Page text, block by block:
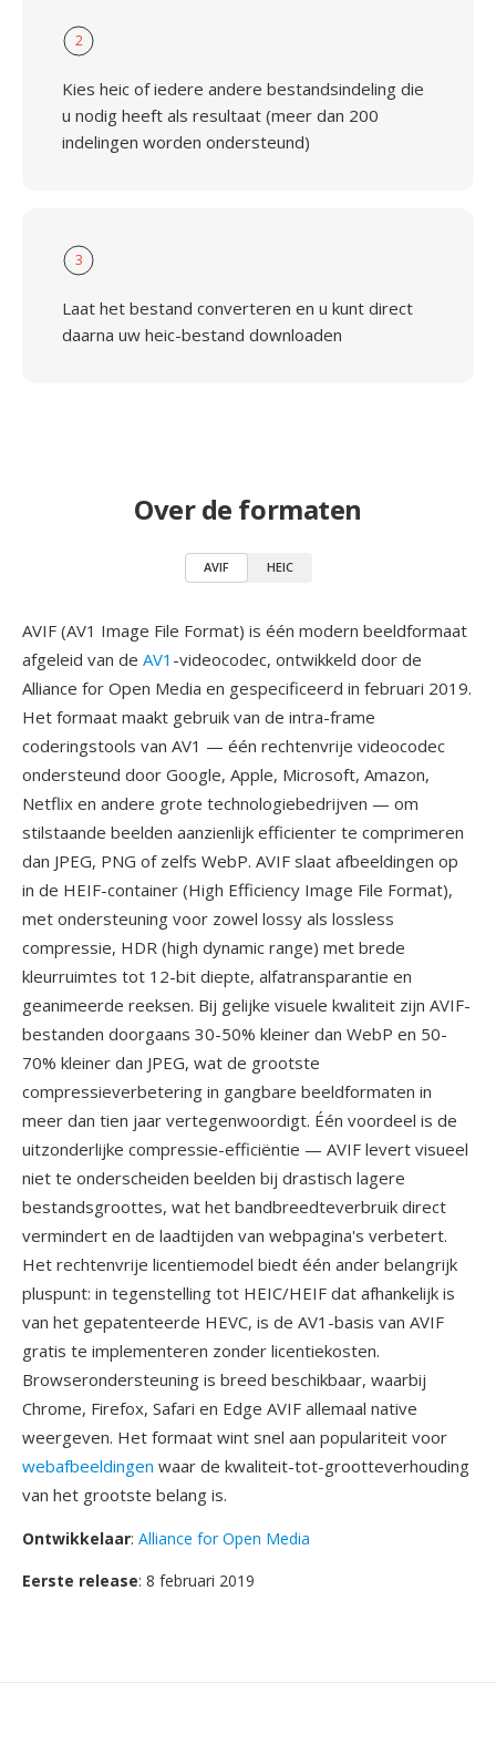
2
Kies heic of iedere andere bestandsindeling die
u nodig heeft als resultaat (meer dan 200
indelingen worden ondersteund)
3
Laat het bestand converteren en u kunt direct
daarna uw heic-bestand downloaden
Over de formaten
AVIF HEIC
AVIF (AV1 Image File Format) is één modern beeldformaat
afgeleid van de AV1 -videocodec, ontwikkeld door de
Alliance for Open Media en gespecificeerd in februari 2019.
Het formaat maakt gebruik van de intra-frame
coderingstools van AV1 — één rechtenvrije videocodec
ondersteund door Google, Apple, Microsoft, Amazon,
Netflix en andere grote technologiebedrijven — om
stilstaande beelden aanzienlijk efficienter te comprimeren
dan JPEG, PNG of zelfs WebP. AVIF slaat afbeeldingen op
in de HEIF-container (High Efficiency Image File Format),
met ondersteuning voor zowel lossy als lossless
compressie, HDR (high dynamic range) met brede
kleurruimtes tot 12-bit diepte, alfatransparantie en
geanimeerde reeksen. Bij gelijke visuele kwaliteit zijn AVIF-
bestanden doorgaans 30-50% kleiner dan WebP en 50-
70% kleiner dan JPEG, wat de grootste
compressieverbetering in gangbare beeldformaten in
meer dan tien jaar vertegenwoordigt. Één voordeel is de
uitzonderlijke compressie-efficiëntie — AVIF levert visueel
niet te onderscheiden beelden bij drastisch lagere
bestandsgroottes, wat het bandbreedteverbruik direct
vermindert en de laadtijden van webpagina's verbetert.
Het rechtenvrije licentiemodel biedt één ander belangrijk
pluspunt: in tegenstelling tot HEIC/HEIF dat afhankelijk is
van het gepatenteerde HEVC, is de AV1-basis van AVIF
gratis te implementeren zonder licentiekosten.
Browserondersteuning is breed beschikbaar, waarbij
Chrome, Firefox, Safari en Edge AVIF allemaal native
weergeven. Het formaat wint snel aan populariteit voor
webafbeeldingen waar de kwaliteit-tot-grootteverhouding
van het grootste belang is.
Ontwikkelaar: Alliance for Open Media
Eerste release: 8 februari 2019